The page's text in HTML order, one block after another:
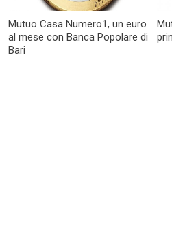
Mutuo Casa Numero1, un euro
al mese con Banca Popolare di
Bari